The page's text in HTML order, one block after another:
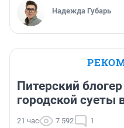
Надежда Губарь
Питерский блогер
городской суеты
21 час 7 592 1